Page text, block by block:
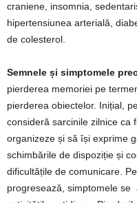
craniene, insomnia,
hipertensiunea arterială,
de colesterol.
Semnele și simptomele
pierderea memoriei pe
pierderea obiectelor. Inițial,
consideră sarcinile zilnice ca
organizeze și să își exprime
schimbările de dispoziție și
dificultățile de comunicare.
progresează, simptomele se